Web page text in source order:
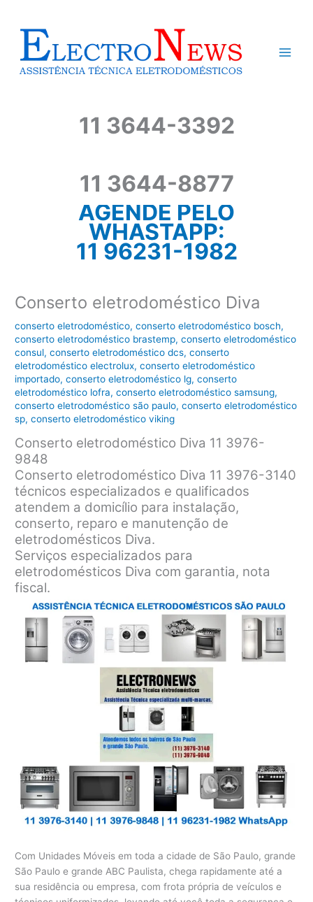
conteúdo
11 3644-3392
11 3644-8877
AGENDE PELO
WHASTAPP:
11 96231-1982
Conserto eletrodoméstico Diva
conserto eletrodoméstico,conserto eletrodoméstico bosch,
conserto eletrodoméstico brastemp,conserto eletrodoméstico
consul,conserto eletrodoméstico dcs,conserto
eletrodoméstico electrolux,conserto eletrodoméstico
importado,conserto eletrodoméstico lg,conserto
eletrodoméstico lofra,conserto eletrodoméstico samsung,
conserto eletrodoméstico são paulo,conserto eletrodoméstico
sp,conserto eletrodoméstico viking
Conserto eletrodoméstico Diva 11 3976-
9848
Conserto eletrodoméstico Diva 11 3976-3140
técnicos especializados e qualificados
atendem a domicílio para instalação,
conserto, reparo e manutenção de
eletrodomésticos Diva.
Serviços especializados para
eletrodomésticos Diva com garantia, nota
fiscal.
Com Unidades Móveis em toda a cidade de São Paulo, grande
São Paulo e grande ABC Paulista, chega rapidamente até a
sua residência ou empresa, com frota própria de veículos e